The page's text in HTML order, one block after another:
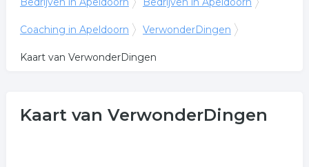
Coaching in Apeldoorn VerwonderDingen
Kaart van VerwonderDingen
Kaart van VerwonderDingen